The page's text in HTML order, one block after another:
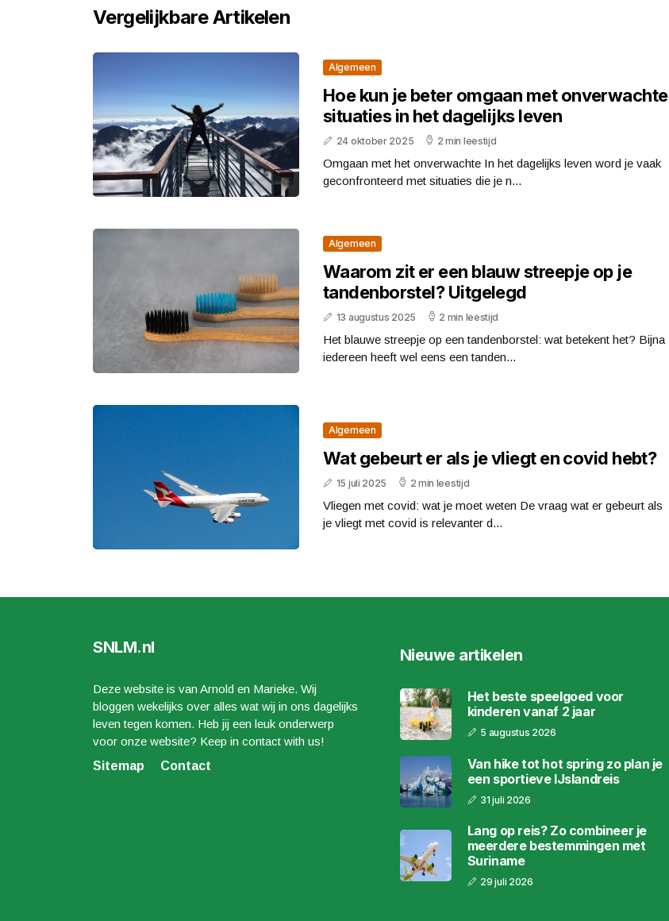
Vergelijkbare Artikelen
Algemeen
Hoe kun je beter omgaan met onverwachte
situaties in het dagelijks leven
24 oktober 2025 2 min leestijd
Omgaan met het onverwachte In het dagelijks leven word je vaak
geconfronteerd met situaties die je n...
Algemeen
Waarom zit er een blauw streepje op je
tandenborstel? Uitgelegd
13 augustus 2025 2 min leestijd
Het blauwe streepje op een tandenborstel: wat betekent het? Bijna
iedereen heeft wel eens een tanden...
Algemeen
Wat gebeurt er als je vliegt en covid hebt?
15 juli 2025 2 min leestijd
Vliegen met covid: wat je moet weten De vraag wat er gebeurt als
je vliegt met covid is relevanter d...
SNLM.nl
Deze website is van Arnold en Marieke. Wij
bloggen wekelijks over alles wat wij in ons dagelijks
leven tegen komen. Heb jij een leuk onderwerp
voor onze website? Keep in contact with us!
Sitemap
Contact
Nieuwe artikelen
Het beste speelgoed voor
kinderen vanaf 2 jaar
5 augustus 2026
Van hike tot hot spring zo plan je
een sportieve IJslandreis
31 juli 2026
Lang op reis? Zo combineer je
meerdere bestemmingen met
Suriname
29 juli 2026